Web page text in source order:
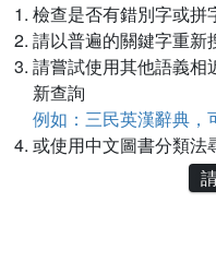
檢查是否有錯別字或拼
請以普遍的關鍵字重新
請嘗試使用其他語義相
新查詢
例如：三民英漢辭典，
或使用中文圖書分類法